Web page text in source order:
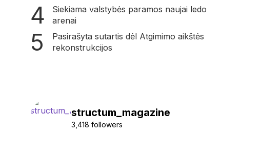
Siekiama valstybės paramos naujai ledo
arenai
Pasirašyta sutartis dėl Atgimimo aikštės
rekonstrukcijos
structum_magazine
3,418 followers